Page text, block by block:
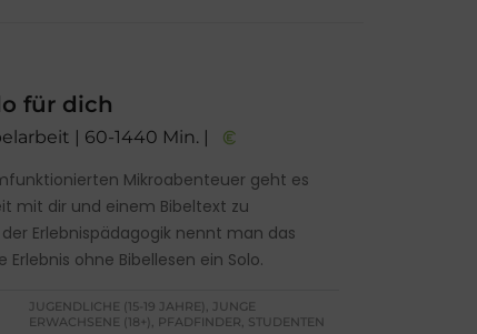
für dich
| 60-1440 Min. |
Mikroabenteuer geht es
mit dir und einem Bibeltext zu
Erlebnispädagogik nennt man das
Erlebnis ohne Bibellesen ein Solo.
JUGENDLICHE (15-19 JAHRE), JUNGE
ERWACHSENE (18+), PFADFINDER, STUDENTEN